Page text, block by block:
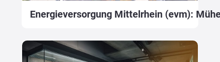
Energieversorgung Mittelrhein (evm):